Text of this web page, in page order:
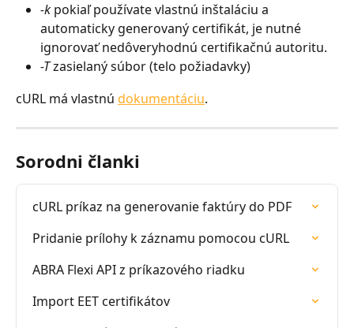
-k pokiaľ používate vlastnú inštaláciu a
automaticky generovaný certifikát, je nutné
ignorovať nedôveryhodnú certifikačnú autoritu.
-T zasielaný súbor (telo požiadavky)
cURL má vlastnú dokumentáciu.
Sorodni članki
cURL príkaz na generovanie faktúry do PDF
Pridanie prílohy k záznamu pomocou cURL
ABRA Flexi API z príkazového riadku
Import EET certifikátov